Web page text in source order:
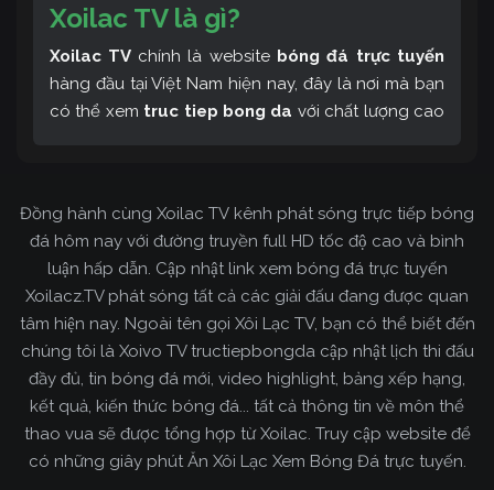
Xoilac TV là gì?
Xoilac TV chính là website bóng đá trực tuyến
hàng đầu tại Việt Nam hiện nay, đây là nơi mà bạn
có thể xem truc tiep bong da với chất lượng cao
tin về bóng đá cực kỳ bổ ích mỗi ngày.
Đồng hành cùng Xoilac TV kênh phát sóng trực tiếp bóng
đá hôm nay với đường truyền full HD tốc độ cao và bình
luận hấp dẫn. Cập nhật link xem bóng đá trực tuyến
Xoilacz.TV phát sóng tất cả các giải đấu đang được quan
tâm hiện nay. Ngoài tên gọi Xôi Lạc TV, bạn có thể biết đến
chúng tôi là Xoivo TV tructiepbongda cập nhật lịch thi đấu
đầy đủ, tin bóng đá mới, video highlight, bảng xếp hạng,
kết quả, kiến thức bóng đá... tất cả thông tin về môn thể
thao vua sẽ được tổng hợp từ Xoilac. Truy cập website để
có những giây phút Ăn Xôi Lạc Xem Bóng Đá trực tuyến.